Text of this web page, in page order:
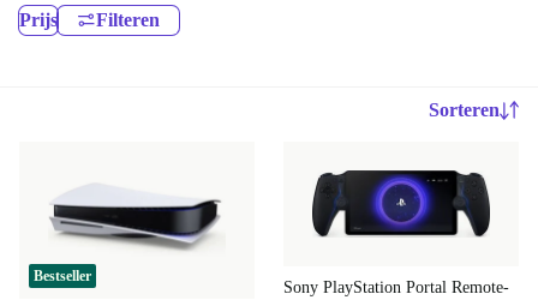
Prijs Filteren
Sorteren
Bestseller
Sony PlayStation Portal Remote-